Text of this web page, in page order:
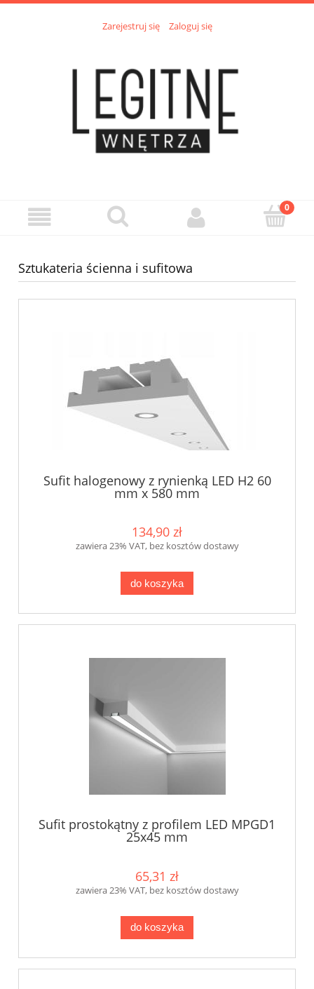
Zarejestruj się Zaloguj się
Sztukateria ścienna i sufitowa
Sufit halogenowy z rynienką LED H2 60
mm x 580 mm
134,90 zł
zawiera 23% VAT, bez kosztów dostawy
do koszyka
Sufit prostokątny z profilem LED MPGD1
25x45 mm
65,31 zł
zawiera 23% VAT, bez kosztów dostawy
do koszyka